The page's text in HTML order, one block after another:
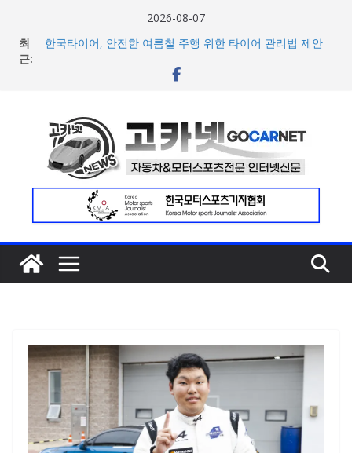
2026-08-07
최
근:
한국타이어, 안전한 여름철 주행 위한 타이어 관리법 제안
현대차, 8세대 완전변경 ‘디 올 뉴 아반떼’ 주요 사양 및 가격
공개… 본격 계약 개시
2026년 7월 국내 수입 승용차 신규 등록 전년 대비 14.3%
증가